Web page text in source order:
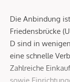
Die Anbindung
Friedensbrücke
D sind in
eine schnelle
Zahlreiche